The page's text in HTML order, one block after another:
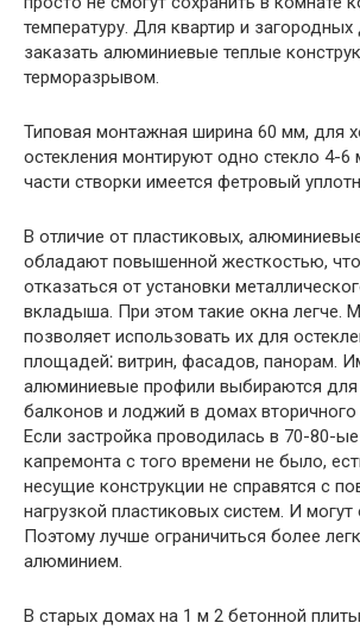
температуру. Для квартир и
заказать алюминиевые теплые
терморазрывом.
Типовая монтажная ширина 60 мм, для
остекления монтируют одно стекло 4-6
части створки имеется фетровый
В отличие от пластиковых,
обладают повышенной жесткостью,
отказаться от установки
вкладыша. При этом такие окна легче.
позволяет использовать их для
площадей⁚ витрин, фасадов, панорам.
алюминиевые профили выбираются для
балконов и лоджий в домах
Если застройка проводилась в 70-80-
капремонта с того времени не было,
несущие конструкции не справятся с
нагрузкой пластиковых систем. И могут
Поэтому лучше ограничиться более
алюминием.
В старых домах на 1 м 2 бетонной